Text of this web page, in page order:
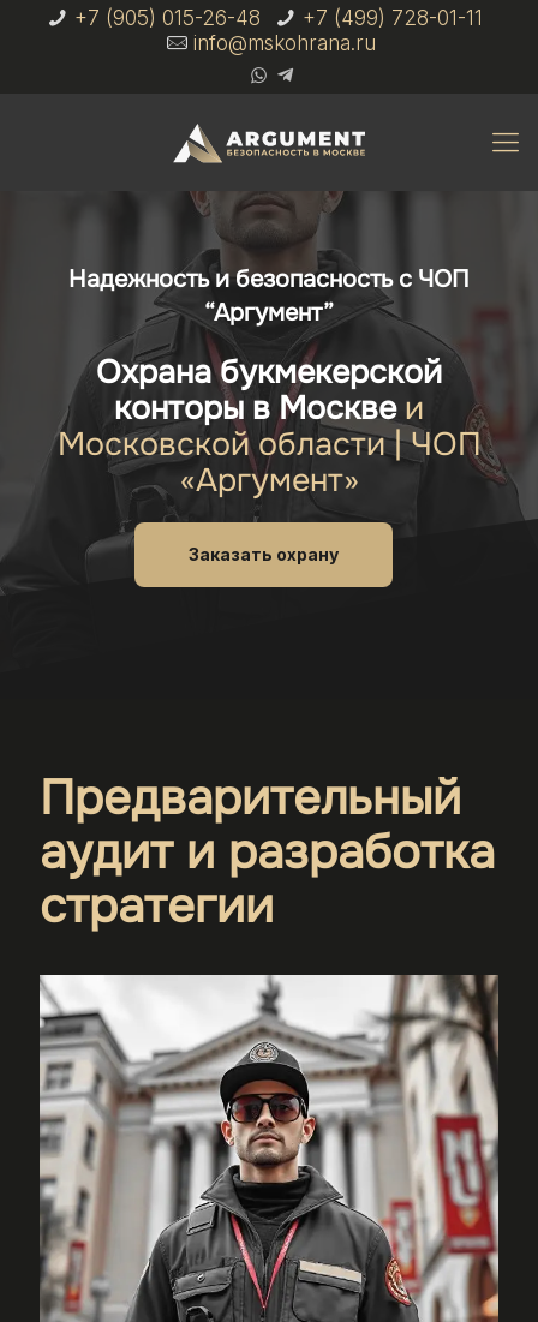
+7 (905) 015-26-48
+7 (499) 728-01-11
info@mskohrana.ru
Надежность и безопасность с ЧОП
“Аргумент”
Охрана букмекерской
конторы в Москвеи
Московской области | ЧОП
«Аргумент»
Заказать охрану
Предварительный
аудит и разработка
стратегии